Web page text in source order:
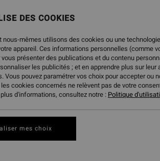
DES COOKIES
nous-mêmes utilisons des cookies ou une
appareil. Ces informations personnelles (comme
présenter des publications et du contenu
les publicités ; et en apprendre plus sur
Vous pouvez paramétrer vos choix pour accepter
cookies concernés ne relèvent pas de votre
d'informations, consultez notre : Politique
mes choix